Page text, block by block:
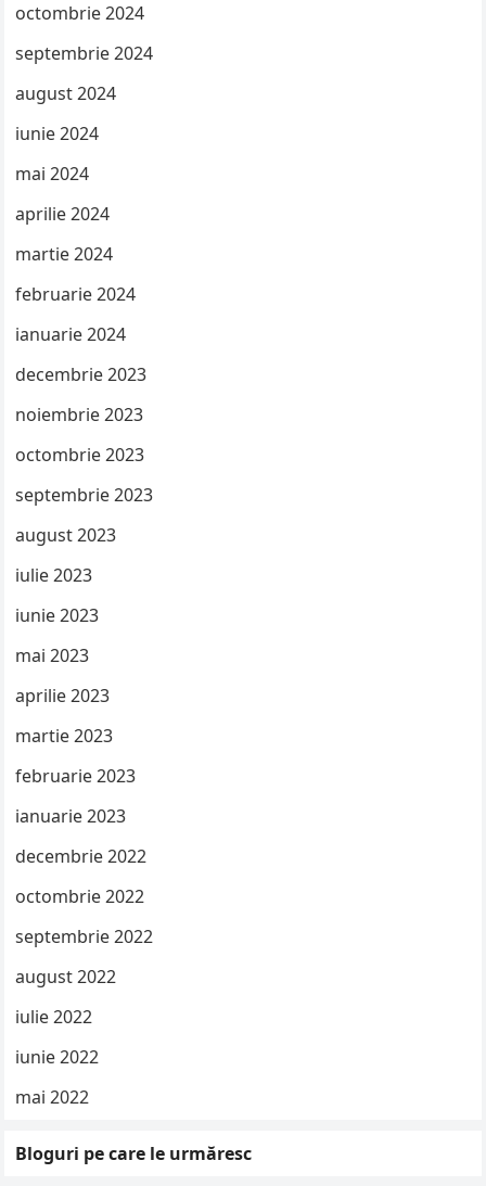
octombrie 2024
septembrie 2024
august 2024
iunie 2024
mai 2024
aprilie 2024
martie 2024
februarie 2024
ianuarie 2024
decembrie 2023
noiembrie 2023
octombrie 2023
septembrie 2023
august 2023
iulie 2023
iunie 2023
mai 2023
aprilie 2023
martie 2023
februarie 2023
ianuarie 2023
decembrie 2022
octombrie 2022
septembrie 2022
august 2022
iulie 2022
iunie 2022
mai 2022
Bloguri pe care le urmăresc